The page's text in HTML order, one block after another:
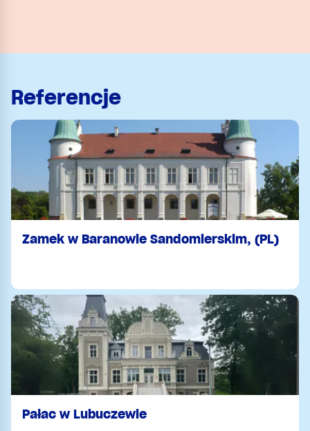
Referencje
Zamek w Baranowie Sandomierskim, (PL)
Pałac w Lubuczewie